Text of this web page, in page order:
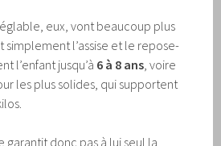
eux, vont beaucoup plus
simplement l’assise et le repose-
l’enfant jusqu’à 6 à 8 ans , voire
les plus solides, qui supportent
garantit donc pas à lui seul la